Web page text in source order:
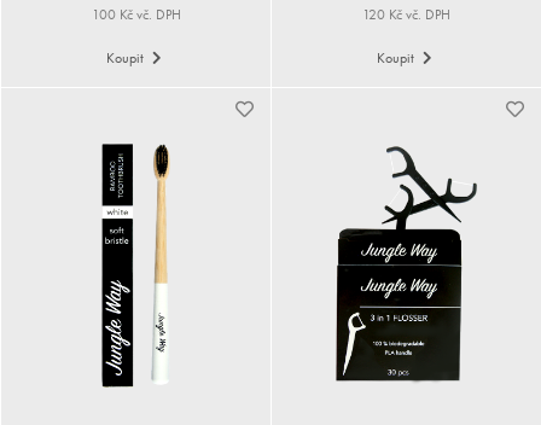
100 Kč vč. DPH
Koupit
120 Kč vč. DPH
Koupit